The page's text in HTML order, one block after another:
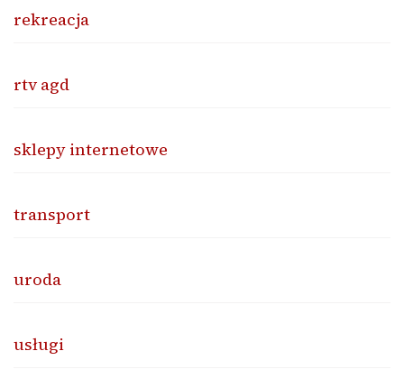
rekreacja
rtv agd
sklepy internetowe
transport
uroda
usługi